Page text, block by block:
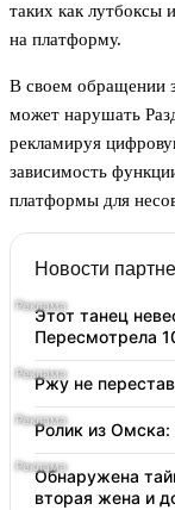
таких как лутбоксы
на платформу.
В своем обращении
может нарушать
рекламируя
зависимость
платформы для
Новости
Этот танец
Пересмотрела
Ржу не
Ролик из Омска:
Обнаружена
вторая жена и